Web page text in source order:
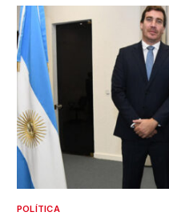
POLÍTICA